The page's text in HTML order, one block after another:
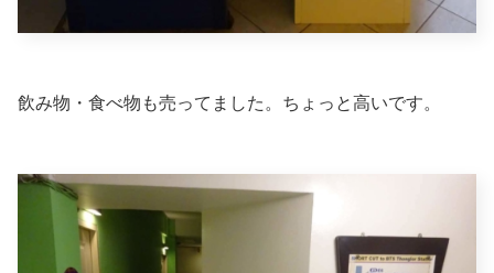
飲み物・食べ物も売ってました。ちょっと高いです。